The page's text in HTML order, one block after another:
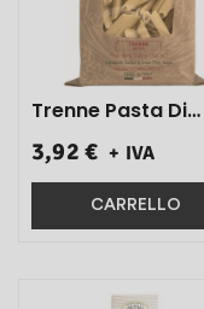
Trenne Pasta Di
Duro Trafilata Al
Bronzo Art.141 500
Gr 1 Pz}
3,92 € + IVA
CARRELLO